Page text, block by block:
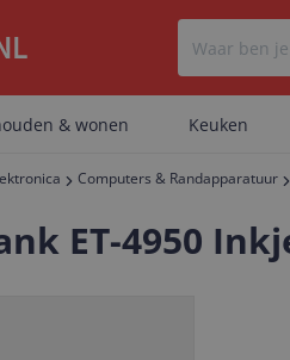
& wonen Keuken
Computers & Randapparatuur
ET-4950